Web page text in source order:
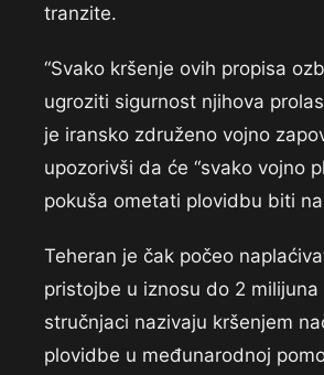
tranzite.
“Svako kršenje ovih propisa
ugroziti sigurnost njihova
je iransko združeno vojno
upozorivši da će “svako vojno
pokuša ometati plovidbu biti na
Teheran je čak počeo
pristojbe u iznosu do 2
stručnjaci nazivaju kršenjem
plovidbe u međunarodnoj